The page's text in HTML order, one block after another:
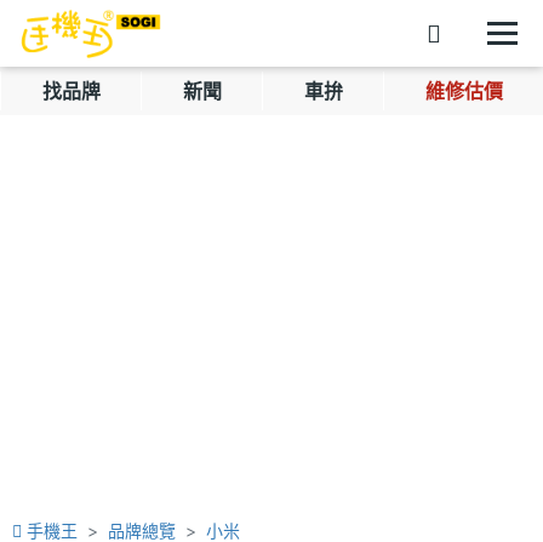
找品牌 新聞 車拚 維修估價
手機王 品牌總覽 小米